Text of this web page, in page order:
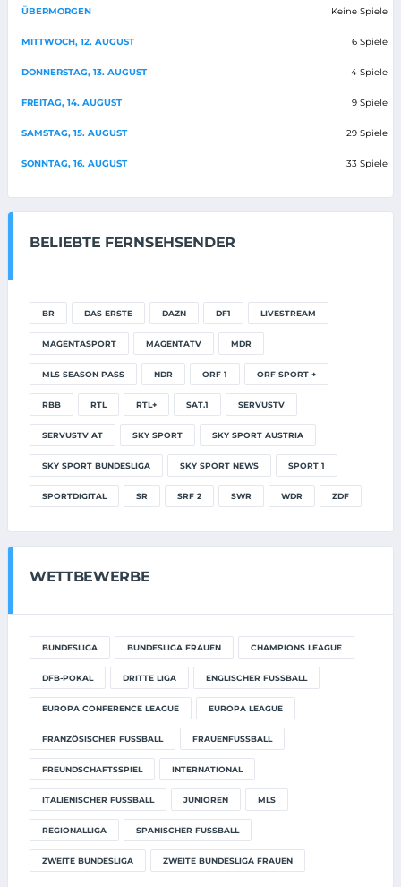
ÜBERMORGEN Keine Spiele
MITTWOCH, 12. AUGUST 6 Spiele
DONNERSTAG, 13. AUGUST 4 Spiele
FREITAG, 14. AUGUST 9 Spiele
SAMSTAG, 15. AUGUST 29 Spiele
SONNTAG, 16. AUGUST 33 Spiele
BELIEBTE FERNSEHSENDER
BR DAS ERSTE DAZN DF1 LIVESTREAM
MAGENTASPORT MAGENTATV MDR
MLS SEASON PASS NDR ORF 1 ORF SPORT +
RBB RTL RTL+ SAT.1 SERVUSTV
SERVUSTV AT SKY SPORT SKY SPORT AUSTRIA
SKY SPORT BUNDESLIGA SKY SPORT NEWS SPORT 1
SPORTDIGITAL SR SRF 2 SWR WDR ZDF
WETTBEWERBE
BUNDESLIGA BUNDESLIGA FRAUEN CHAMPIONS LEAGUE
DFB-POKAL DRITTE LIGA ENGLISCHER FUSSBALL
EUROPA CONFERENCE LEAGUE EUROPA LEAGUE
FRANZÖSISCHER FUSSBALL FRAUENFUSSBALL
FREUNDSCHAFTSSPIEL INTERNATIONAL
ITALIENISCHER FUSSBALL JUNIOREN MLS
REGIONALLIGA SPANISCHER FUSSBALL
ZWEITE BUNDESLIGA ZWEITE BUNDESLIGA FRAUEN